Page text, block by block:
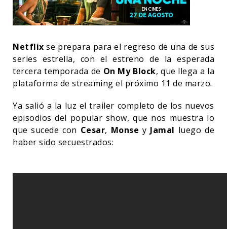
Netflixse prepara para el regreso de una de sus
series estrella, con el estreno de la esperada
tercera temporada de On My Block, que llega a la
plataforma de streaming el próximo 11 de marzo.
Ya salió a la luz el trailer completo de los nuevos
episodios del popular show, que nos muestra lo
que sucede con Cesar, Monse y Jamal luego de
haber sido secuestrados: